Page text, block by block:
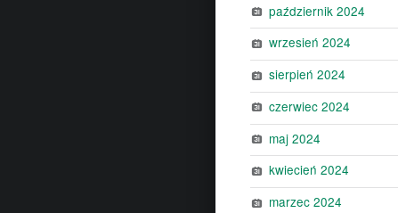
październik 2024
wrzesień 2024
sierpień 2024
czerwiec 2024
maj 2024
kwiecień 2024
marzec 2024